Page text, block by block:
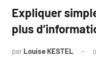
Expliquer
plus
par Louise KESTEL